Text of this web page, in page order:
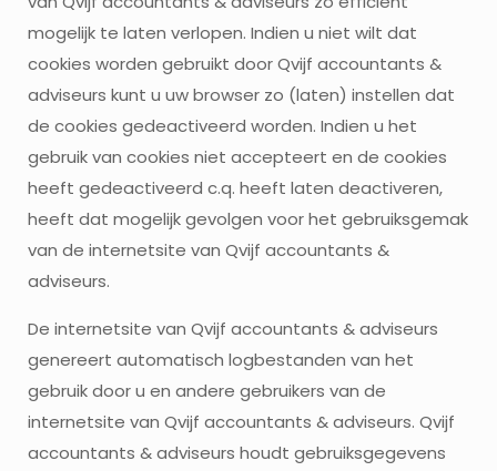
mogelijk te laten verlopen. Indien u niet wilt dat
cookies worden gebruikt door Qvijf accountants &
adviseurs kunt u uw browser zo (laten) instellen dat
de cookies gedeactiveerd worden. Indien u het
gebruik van cookies niet accepteert en de cookies
heeft gedeactiveerd c.q. heeft laten deactiveren,
heeft dat mogelijk gevolgen voor het gebruiksgemak
van de internetsite van Qvijf accountants &
adviseurs.
De internetsite van Qvijf accountants & adviseurs
genereert automatisch logbestanden van het
gebruik door u en andere gebruikers van de
internetsite van Qvijf accountants & adviseurs. Qvijf
accountants & adviseurs houdt gebruiksgegevens